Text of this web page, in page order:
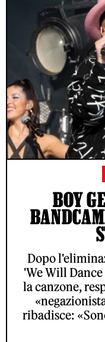
BOY
Dopo
'We Will
la canzone,
ribadisce: